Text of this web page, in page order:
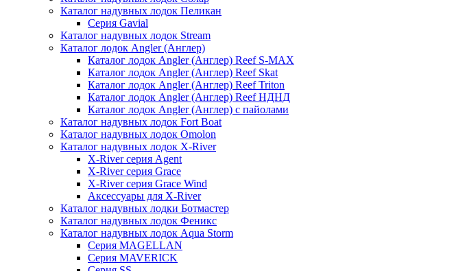
Каталог надувных лодок Пеликан
Серия Gavial
Каталог надувных лодок Stream
Каталог лодок Angler (Англер)
Каталог лодок Angler (Англер) Reef S-MAX
Каталог лодок Angler (Англер) Reef Skat
Каталог лодок Angler (Англер) Reef Triton
Каталог лодок Angler (Англер) Reef НДНД
Каталог лодок Angler (Англер) с пайолами
Каталог надувных лодок Fort Boat
Каталог надувных лодок Omolon
Каталог надувных лодок X-River
X-River серия Agent
X-River серия Grace
X-River серия Grace Wind
Аксессуары для X-River
Каталог надувных лодки Ботмастер
Каталог надувных лодок Феникc
Каталог надувных лодок Aqua Storm
Серия MAGELLAN
Серия MAVERICK